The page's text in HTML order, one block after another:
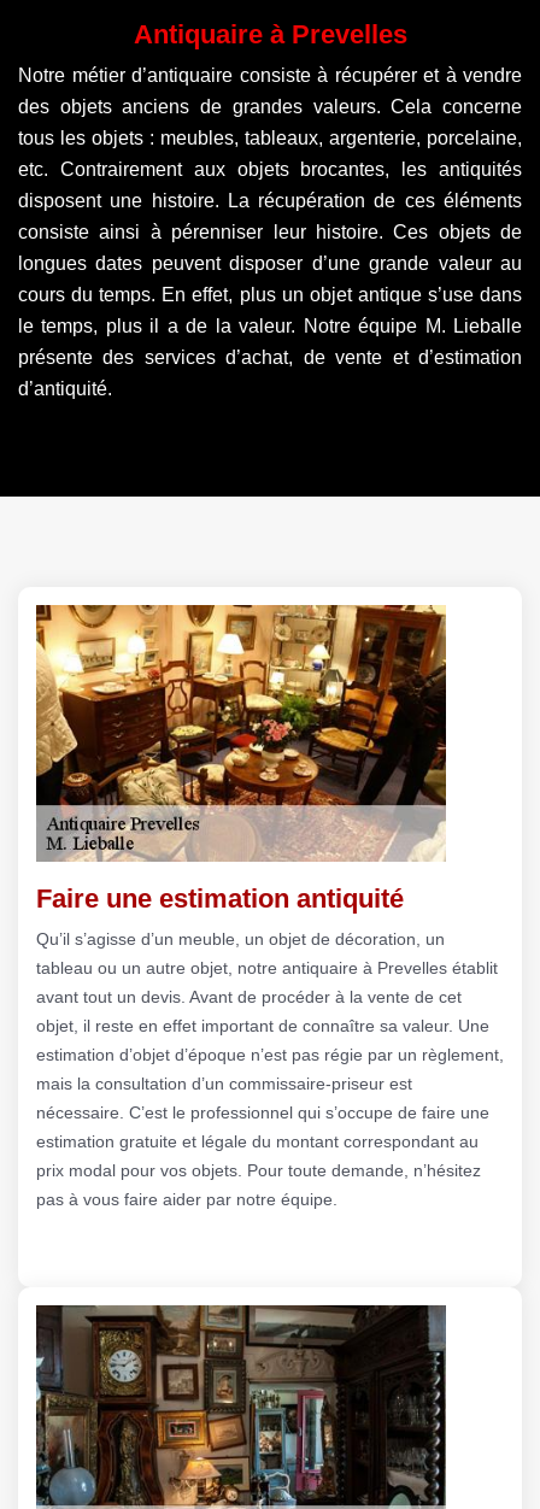
Antiquaire à Prevelles
Notre métier d’antiquaire consiste à récupérer et à vendre
des objets anciens de grandes valeurs. Cela concerne
tous les objets : meubles, tableaux, argenterie, porcelaine,
etc. Contrairement aux objets brocantes, les antiquités
disposent une histoire. La récupération de ces éléments
consiste ainsi à pérenniser leur histoire. Ces objets de
longues dates peuvent disposer d’une grande valeur au
cours du temps. En effet, plus un objet antique s’use dans
le temps, plus il a de la valeur. Notre équipe M. Lieballe
présente des services d’achat, de vente et d’estimation
d’antiquité.
Faire une estimation antiquité
Qu’il s’agisse d’un meuble, un objet de décoration, un
tableau ou un autre objet, notre antiquaire à Prevelles établit
avant tout un devis. Avant de procéder à la vente de cet
objet, il reste en effet important de connaître sa valeur. Une
estimation d’objet d’époque n’est pas régie par un règlement,
mais la consultation d’un commissaire-priseur est
nécessaire. C’est le professionnel qui s’occupe de faire une
estimation gratuite et légale du montant correspondant au
prix modal pour vos objets. Pour toute demande, n’hésitez
pas à vous faire aider par notre équipe.